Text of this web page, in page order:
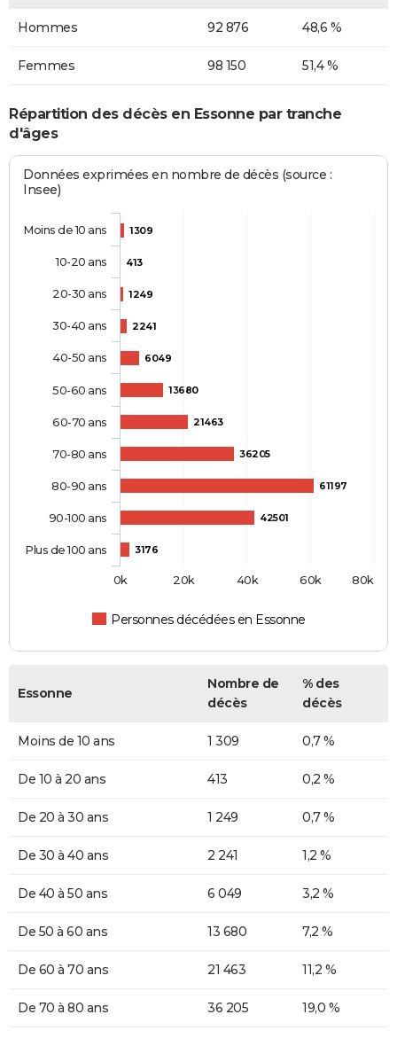
Hommes 92 876 48,6 %
Femmes 98 150 51,4 %
Répartition des décès en Essonne par tranche
d'âges
Données exprimées en nombre de décès (source :
Insee)
1309
413
1249
2241
6049
13680
21463
36205
61197
42501
3176
Personnes décédées en Essonne
Moins de 10 ans
10-20 ans
20-30 ans
30-40 ans
40-50 ans
50-60 ans
60-70 ans
70-80 ans
80-90 ans
90-100 ans
Plus de 100 ans
0k 20k 40k 60k 80k
Essonne
Nombre de
décès
% des
décès
Moins de 10 ans 1 309 0,7 %
De 10 à 20 ans 413 0,2 %
De 20 à 30 ans 1 249 0,7 %
De 30 à 40 ans 2 241 1,2 %
De 40 à 50 ans 6 049 3,2 %
De 50 à 60 ans 13 680 7,2 %
De 60 à 70 ans 21 463 11,2 %
De 70 à 80 ans 36 205 19,0 %